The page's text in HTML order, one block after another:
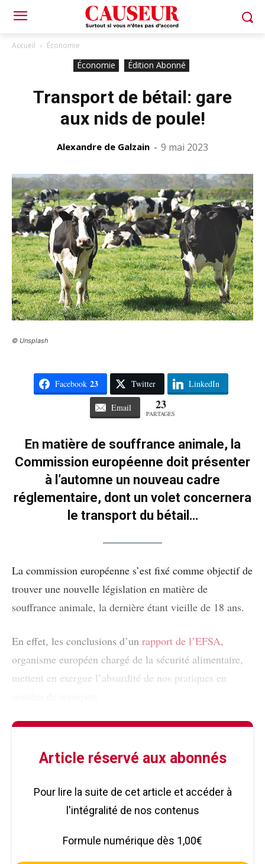
Accueil Économie
Économie Édition Abonné
Transport de bétail: gare
aux nids de poule!
Alexandre de Galzain - 9 mai 2023
© Unsplash
Facebook 23 Twitter LinkedIn
Email 23
PARTAGES
En matière de souffrance animale, la
Commission européenne doit présenter
à l’automne un nouveau cadre
réglementaire, dont un volet concernera
le transport du bétail…
La commission européenne s’est fixé comme objectif de
trouver une nouvelle législation en matière de
souffrance animale, la dernière étant vieille de 18 ans.
En effet, les conclusions d’un rapport de l’EFSA,
organisme européen chargé de la sécurité alimentaire,
mettent en exergue l’absurdité de nos pratiques en
Article réservé aux abonnés
Pour lire la suite de cet article et accéder à
l'intégralité de nos contenus
Formule numérique dès 1,00€